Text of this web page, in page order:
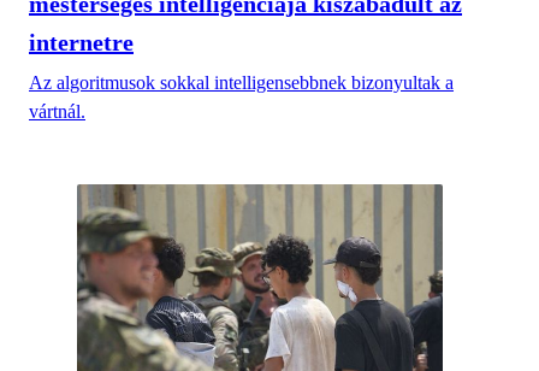
internetre
Az algoritmusok sokkal intelligensebbnek bizonyultak a
vártnál.